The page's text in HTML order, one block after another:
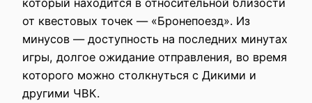
от квестовых точек — «Бронепоезд». Из
минусов — доступность на последних минутах
игры, долгое ожидание отправления, во время
которого можно столкнуться с Дикими и
другими ЧВК.